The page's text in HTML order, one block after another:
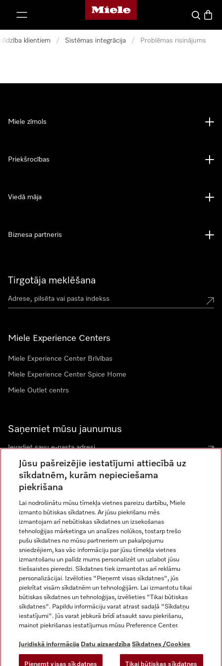
Miele mājas lapa
klientiem / Sistēmas integrācija / Problēmas risinājums
Tirgotāja meklēšana
Miele Experience Centers
Miele Experience Center Brīvības
Miele Experience Center Spice Home
Miele Outlet centrs
Saņemiet mūsu jaunumus
Miele zīmols
Priekšrocības
Viedā māja
Biznesa partneris
Juridiskā informācija
Vispārējie darījumu noteikumi
Datu aizsardzība
Lietošanas noteikumi
Miele paziņojums par pieejamību
Digitālo pakalpojumu likums
Miele vietnē Instagram
Miele vietnē Facebook
Miele vietnē Youtube
Jūsu pašreizējie iestatījumi attiecībā uz
sīkdatnēm, kurām nepieciešama
piekrišana
Lai nodrošinātu mūsu tīmekļa vietnes pareizu darbību, Miele
izmanto būtiskas sīkdatnes. Ar jūsu piekrišanu mēs
izmantojam arī nebūtiskas sīkdatnes un izsekošanas
tehnoloģijas mārketinga un analīzes nolūkos, tostarp trešo
pušu sīkdatnes no mūsu partneriem un pakalpojumu
sniedzējiem, kas vāc informāciju par jūsu tīmekļa vietnes
izmantošanu un palīdz mums personalizēt un uzlabot jūsu
tiešsaistes pieredzi. Sīkdatnes tiek izmantotas arī reklāmu
personalizācijai. Izvēloties "Pieņemt visas sīkdatnes", jūs
piekrītat visām sīkdatnēm un tehnoloģijām. Lai izmantotu tikai
būtiskas sīkdatnes un tehnoloģijas, izvēlieties "Tikai būtiskas
sīkdatnes". Papildu informāciju varat atrast sadaļā "Sīkdatņu
iestatījumi". Jūs varat jebkurā brīdī atsaukt savu piekrišanu,
mainot piekrišanas iestatījumus mūsu Preference Center.
Juridiskā informācija Datu aizsardzība Sīkdatnes /Cookies
Pieņemt visas sīkdatnes Tikai būtiskas sīkdatnes